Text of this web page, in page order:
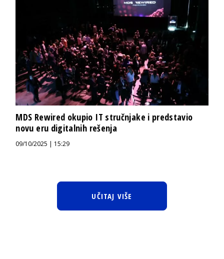
MDS Rewired okupio IT stručnjake i predstavio
novu eru digitalnih rešenja
09/10/2025 | 15:29
UČITAJ VIŠE